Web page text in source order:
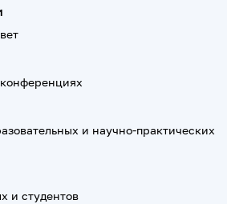
и научно-практических
и студентов